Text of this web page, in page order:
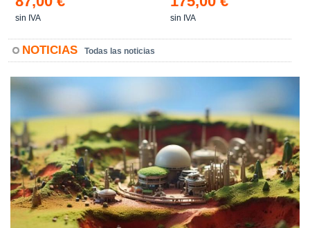
sin IVA sin IVA
NOTICIAS Todas las noticias